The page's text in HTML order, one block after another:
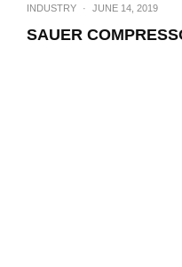
INDUSTRY · JUNE 14, 2019
SAUER